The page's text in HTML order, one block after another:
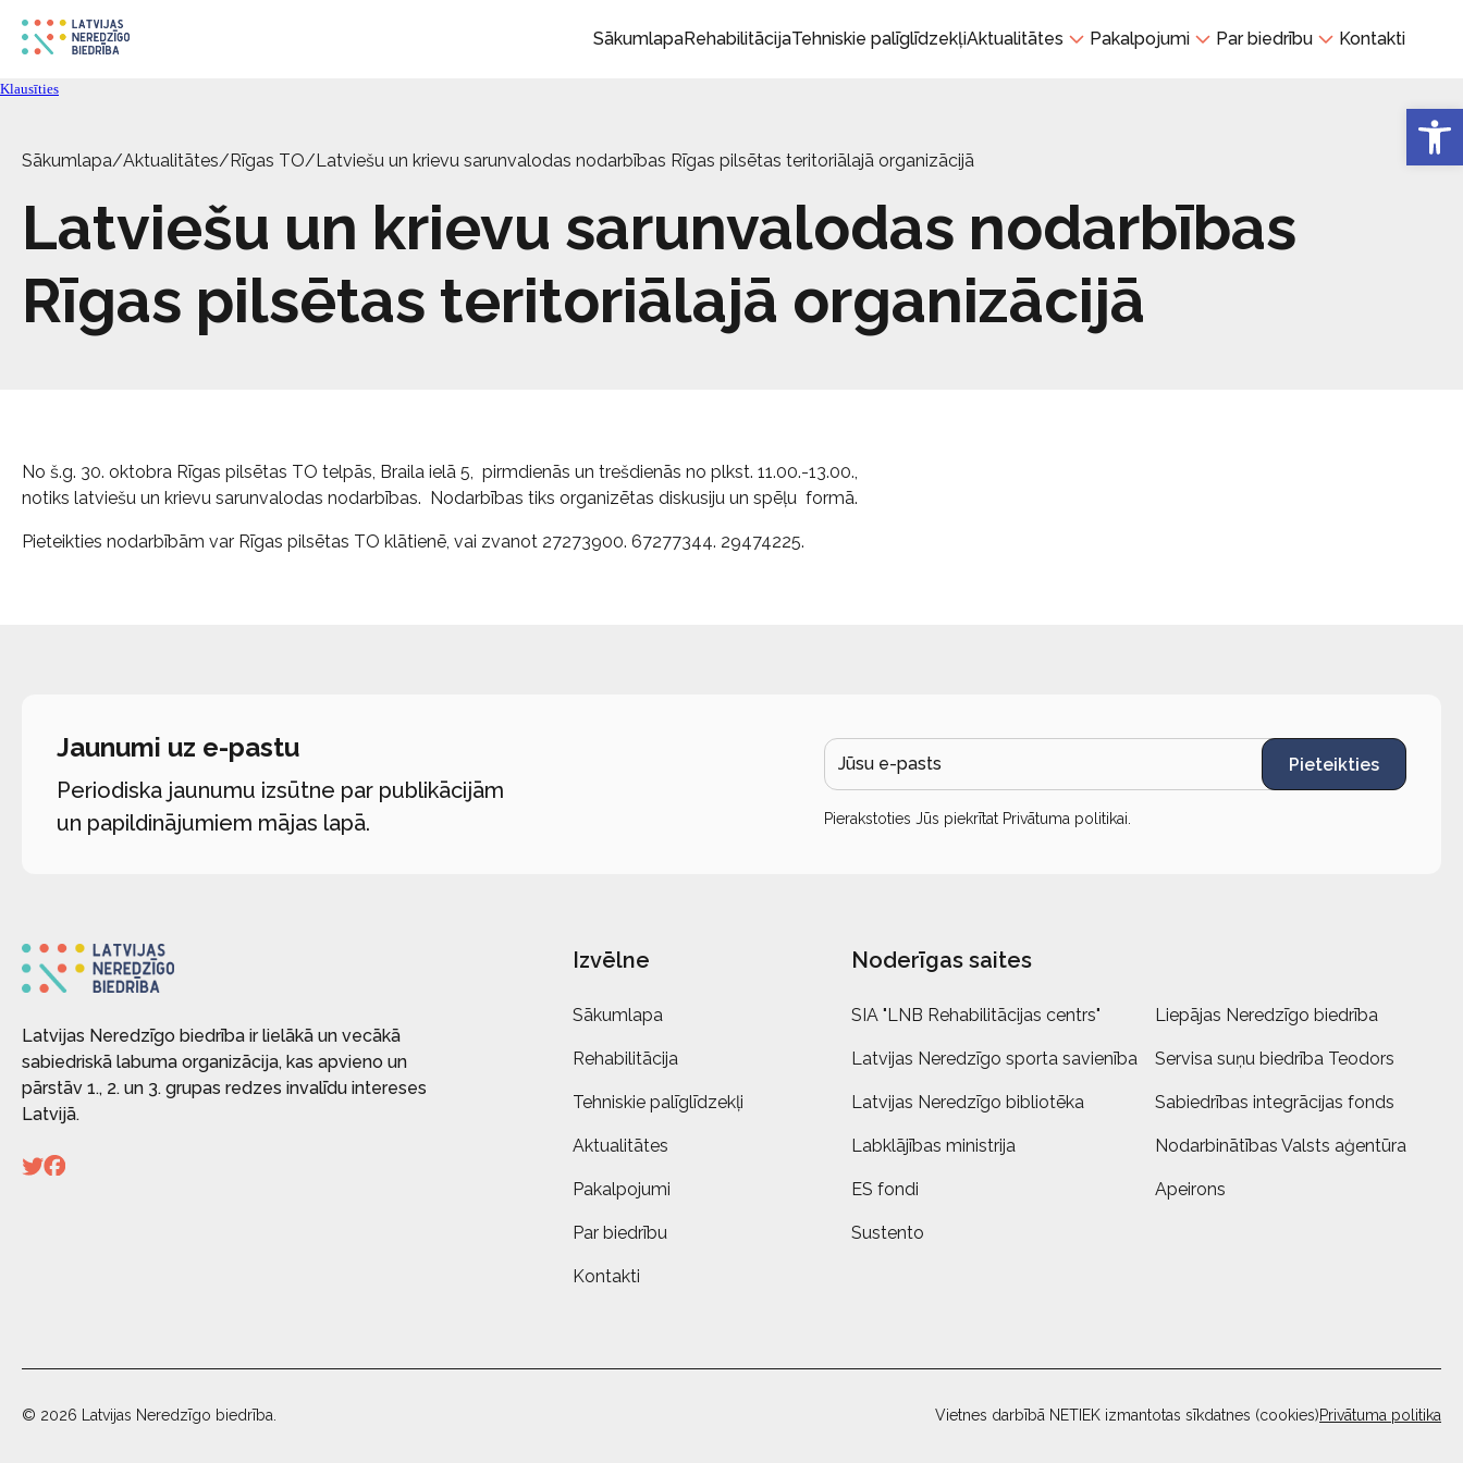
SākumlapaRehabilitācijaTehniskie palīglīdzekļiAktualitātes Pakalpojumi Par biedrību Kontakti
Klausīties
Sākumlapa/Aktualitātes/Rīgas TO/Latviešu un krievu sarunvalodas nodarbības Rīgas pilsētas teritoriālajā organizācijā
Latviešu un krievu sarunvalodas nodarbības
Rīgas pilsētas teritoriālajā organizācijā
No š.g. 30. oktobra Rīgas pilsētas TO telpās, Braila ielā 5, pirmdienās un trešdienās no plkst. 11.00.-13.00.,
notiks latviešu un krievu sarunvalodas nodarbības. Nodarbības tiks organizētas diskusiju un spēļu formā.
Pieteikties nodarbībām var Rīgas pilsētas TO klātienē, vai zvanot 27273900. 67277344. 29474225.
Jaunumi uz e-pastu
Periodiska jaunumu izsūtne par publikācijām
un papildinājumiem mājas lapā.
Pieteikties
Pierakstoties Jūs piekrītat Privātuma politikai
Latvijas Neredzīgo biedrība ir lielākā un vecākā
sabiedriskā labuma organizācija, kas apvieno un
pārstāv 1., 2. un 3. grupas redzes invalīdu intereses
Latvijā.
Izvēlne
Sākumlapa
Rehabilitācija
Tehniskie palīglīdzekļi
Aktualitātes
Pakalpojumi
Par biedrību
Kontakti
Noderīgas saites
SIA "LNB Rehabilitācijas centrs" Liepājas Neredzīgo biedrība
Latvijas Neredzīgo sporta savienība Servisa suņu biedrība Teodors
Latvijas Neredzīgo bibliotēka Sabiedrības integrācijas fonds
Labklājības ministrija Nodarbinātības Valsts aģentūra
ES fondi Apeirons
Sustento
© 2026 Latvijas Neredzīgo biedrība. Vietnes darbībā NETIEK izmantotas sīkdatnes (cookies)Privātuma politika